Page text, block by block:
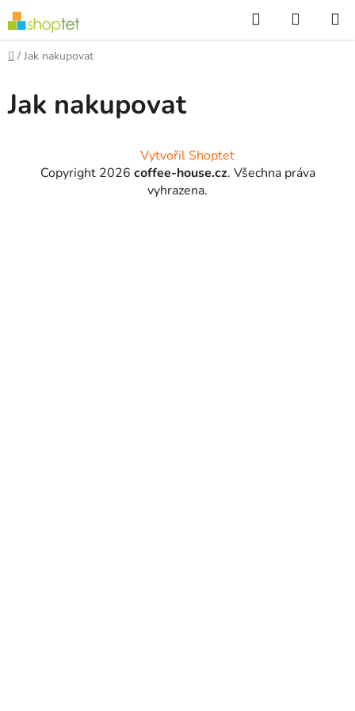
Přejít
na
obsah
Hledat
KOŠÍK
Domů
/ Jak nakupovat
Jak nakupovat
Vytvořil Shoptet
Copyright 2026 coffee-house.cz. Všechna práva
vyhrazena.